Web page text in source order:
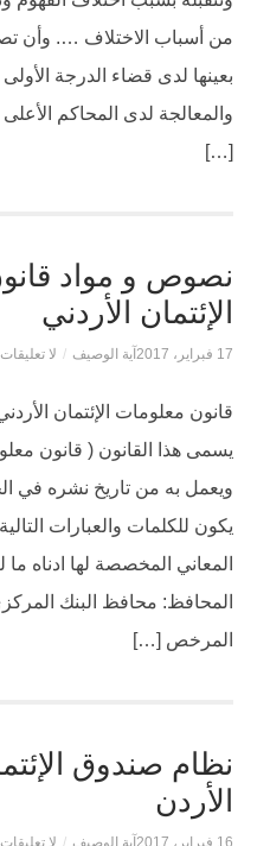
من أسباب الاختلاف …. وأن
بعينها لدى قضاء الدرجة
والمعالجة لدى المحاكم
[…]
نصوص و مواد
الإئتمان الأردني
17 فبراير، 2017 آية الوصيف / لا
يكون للكلمات والعبارات
المعاني المخصصة لها ادناه
المحافظ: محافظ البنك
المرخص […]
نظام صندوق
الأردن